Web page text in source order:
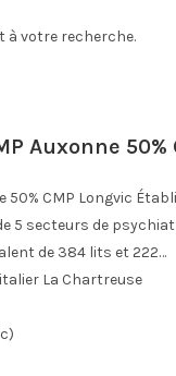
à votre recherche.
Auxonne 50%
50% CMP Longvic
5 secteurs de
de 384 lits et 222…
La Chartreuse